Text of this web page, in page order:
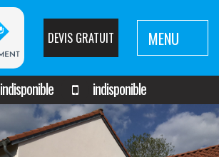
DEVIS GRATUIT MENU
indisponible indisponible